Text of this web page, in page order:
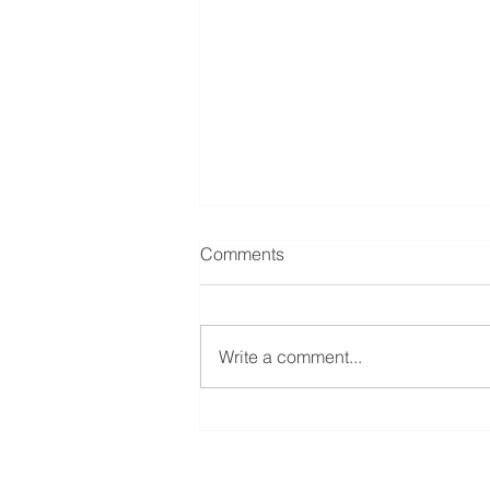
Comments
Write a comment...